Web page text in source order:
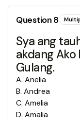
Question8
Sya ang
akdang Ako
Gulang.
A. Anelia
B. Andrea
C. Amelia
D. Amalia